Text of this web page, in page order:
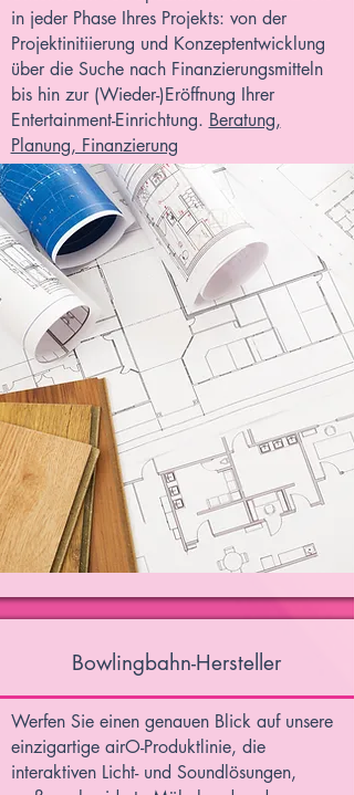
in jeder Phase Ihres Projekts: von der
Projektinitiierung und Konzeptentwicklung
über die Suche nach Finanzierungsmitteln
bis hin zur (Wieder-)Eröffnung Ihrer
Entertainment-Einrichtung. Beratung,
Planung, Finanzierung
Bowlingbahn-Hersteller
Werfen Sie einen genauen Blick auf unsere
einzigartige airO-Produktlinie, die
interaktiven Licht- und Soundlösungen,